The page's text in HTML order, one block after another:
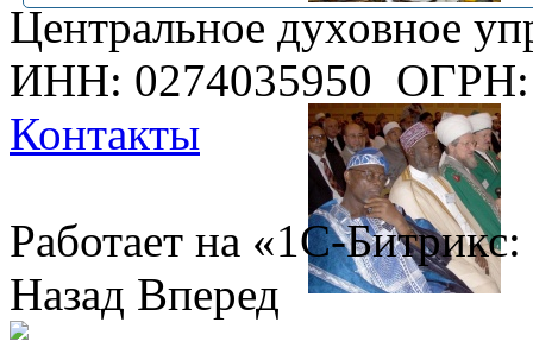
Центральное духовное
ИНН: 0274035950 ОГРН:
Контакты
Работает на «1С-
Назад Вперед